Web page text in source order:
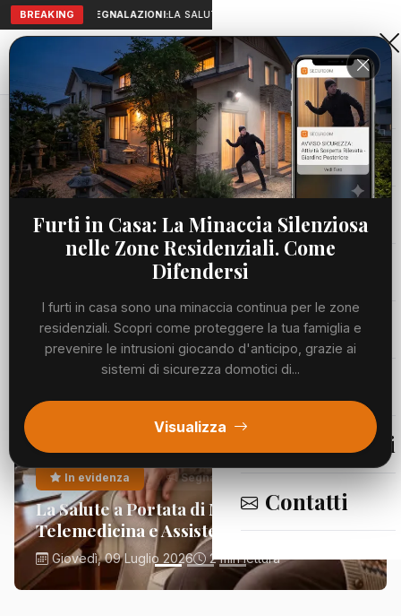
BREAKING SEGNALAZIONI:LA SALUTE A PORTATA DI MANO:
Aranova • NET
PORTALE UTILE AL TERRITORIO
Home
Cronaca
Viabilità
Meteo
Segnalazioni
Contatti
Furti in Casa: La Minaccia Silenziosa
nelle Zone Residenziali. Come
Difendersi
I furti in casa sono una minaccia continua per le zone
residenziali. Scopri come proteggere la tua famiglia e
prevenire le intrusioni giocando d'anticipo, grazie ai
sistemi di sicurezza domotici di...
Visualizza
In evidenza Segnalazioni
La Salute a Portata di Mano:
Telemedicina e Assistenza Domiciliare
Giovedì, 09 Luglio 2026 2 min lettura